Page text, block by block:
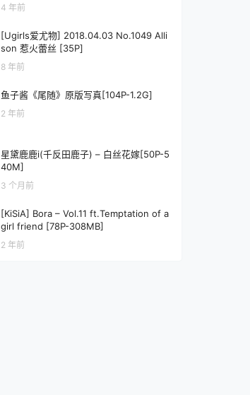
4 年前
[Ugirls爱尤物] 2018.04.03 No.1049 Alli
son 惹火蕾丝 [35P]
8 年前
鱼子酱《尾随》原版写真[104P-1.2G]
2 年前
星黛鹿鹿i(千反田鹿子) – 白丝花嫁[50P-5
40M]
3 个月前
[KiSiA] Bora – Vol.11 ft.Temptation of a
girl friend [78P-308MB]
2 年前